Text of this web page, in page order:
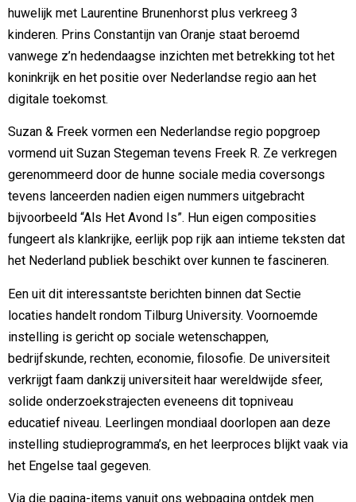
huwelijk met Laurentine Brunenhorst plus verkreeg 3
kinderen. Prins Constantijn van Oranje staat beroemd
vanwege z’n hedendaagse inzichten met betrekking tot het
koninkrijk en het positie over Nederlandse regio aan het
digitale toekomst.
Suzan & Freek vormen een Nederlandse regio popgroep
vormend uit Suzan Stegeman tevens Freek R. Ze verkregen
gerenommeerd door de hunne sociale media coversongs
tevens lanceerden nadien eigen nummers uitgebracht
bijvoorbeeld “Als Het Avond Is”. Hun eigen composities
fungeert als klankrijke, eerlijk pop rijk aan intieme teksten dat
het Nederland publiek beschikt over kunnen te fascineren.
Een uit dit interessantste berichten binnen dat Sectie
locaties handelt rondom Tilburg University. Voornoemde
instelling is gericht op sociale wetenschappen,
bedrijfskunde, rechten, economie, filosofie. De universiteit
verkrijgt faam dankzij universiteit haar wereldwijde sfeer,
solide onderzoekstrajecten eveneens dit topniveau
educatief niveau. Leerlingen mondiaal doorlopen aan deze
instelling studieprogramma’s, en het leerproces blijkt vaak via
het Engelse taal gegeven.
Via die pagina-items vanuit ons webpagina ontdek men